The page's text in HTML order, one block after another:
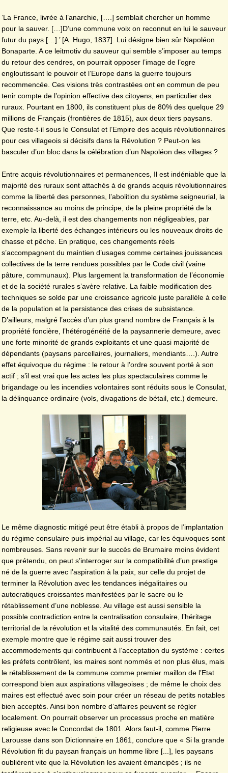
’La France, livrée à l’anarchie, [….] semblait chercher un homme
pour la sauver. […]D’une commune voix on reconnut en lui le sauveur
futur du pays […].’ [A. Hugo, 1837]. Lui désigne bien sûr Napoléon
Bonaparte. A ce leitmotiv du sauveur qui semble s’imposer au temps
du retour des cendres, on pourrait opposer l’image de l’ogre
engloutissant le pouvoir et l’Europe dans la guerre toujours
recommencée. Ces visions très contrastées ont en commun de peu
tenir compte de l’opinion effective des citoyens, en particulier des
ruraux. Pourtant en 1800, ils constituent plus de 80% des quelque 29
millions de Français (frontières de 1815), aux deux tiers paysans.
Que reste-t-il sous le Consulat et l’Empire des acquis révolutionnaires
pour ces villageois si décisifs dans la Révolution ? Peut-on les
basculer d’un bloc dans la célébration d’un Napoléon des villages ?
Entre acquis révolutionnaires et permanences, Il est indéniable que la
majorité des ruraux sont attachés à de grands acquis révolutionnaires
comme la liberté des personnes, l’abolition du système seigneurial, la
reconnaissance au moins de principe, de la pleine propriété de la
terre, etc. Au-delà, il est des changements non négligeables, par
exemple la liberté des échanges intérieurs ou les nouveaux droits de
chasse et pêche. En pratique, ces changements réels
s’accompagnent du maintien d’usages comme certaines jouissances
collectives de la terre rendues possibles par le Code civil (vaine
pâture, communaux). Plus largement la transformation de l’économie
et de la société rurales s’avère relative. La faible modification des
techniques se solde par une croissance agricole juste parallèle à celle
de la population et la persistance des crises de subsistance.
D’ailleurs, malgré l’accès d’un plus grand nombre de Français à la
propriété foncière, l’hétérogénéité de la paysannerie demeure, avec
une forte minorité de grands exploitants et une quasi majorité de
dépendants (paysans parcellaires, journaliers, mendiants….). Autre
effet équivoque du régime : le retour à l’ordre souvent porté à son
actif ; s’il est vrai que les actes les plus spectaculaires comme le
brigandage ou les incendies volontaires sont réduits sous le Consulat,
la délinquance ordinaire (vols, divagations de bétail, etc.) demeure.
Le même diagnostic mitigé peut être établi à propos de l’implantation
du régime consulaire puis impérial au village, car les équivoques sont
nombreuses. Sans revenir sur le succès de Brumaire moins évident
que prétendu, on peut s’interroger sur la compatibilité d’un prestige
né de la guerre avec l’aspiration à la paix, sur celle du projet de
terminer la Révolution avec les tendances inégalitaires ou
autocratiques croissantes manifestées par le sacre ou le
rétablissement d’une noblesse. Au village est aussi sensible la
possible contradiction entre la centralisation consulaire, l’héritage
territorial de la révolution et la vitalité des communautés. En fait, cet
exemple montre que le régime sait aussi trouver des
accommodements qui contribuent à l’acceptation du système : certes
les préfets contrôlent, les maires sont nommés et non plus élus, mais
le rétablissement de la commune comme premier maillon de l’Etat
correspond bien aux aspirations villageoises ; de même le choix des
maires est effectué avec soin pour créer un réseau de petits notables
bien acceptés. Ainsi bon nombre d’affaires peuvent se régler
localement. On pourrait observer un processus proche en matière
religieuse avec le Concordat de 1801. Alors faut-il, comme Pierre
Larousse dans son Dictionnaire en 1861, conclure que « Si la grande
Révolution fit du paysan français un homme libre [...], les paysans
oublièrent vite que la Révolution les avaient émancipés ; ils ne